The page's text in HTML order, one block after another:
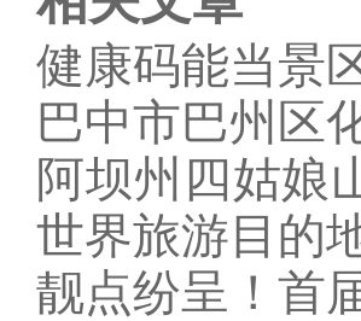
健康码能当景
巴中市巴州区
阿坝州四姑娘
世界旅游目的
靓点纷呈！首